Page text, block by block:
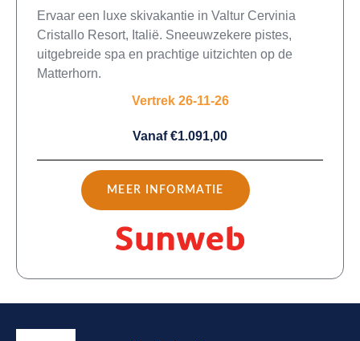
Ervaar een luxe skivakantie in Valtur Cervinia
Cristallo Resort, Italië. Sneeuwzekere pistes,
uitgebreide spa en prachtige uitzichten op de
Matterhorn.
Vertrek 26-11-26
Vanaf €1.091,00
MEER INFORMATIE